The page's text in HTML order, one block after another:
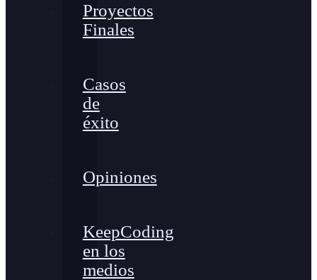
Proyectos
Finales
Casos
de
éxito
Opiniones
KeepCoding
en los
medios